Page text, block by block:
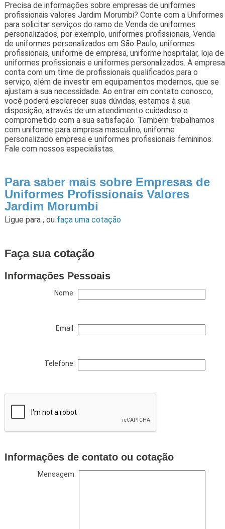
Precisa de informações sobre empresas de uniformes
profissionais valores Jardim Morumbi? Conte com a Uniformes
para solicitar serviços do ramo de Venda de uniformes
personalizados, por exemplo, uniformes profissionais, Venda
de uniformes personalizados em São Paulo, uniformes
profissionais, uniforme de empresa, uniforme hospitalar, loja de
uniformes profissionais e uniformes personalizados. A empresa
conta com um time de profissionais qualificados para o
serviço, além de investir em equipamentos modernos, que se
ajustam a sua necessidade. Ao entrar em contato conosco,
você poderá esclarecer suas dúvidas, estamos à sua
disposição, através de um atendimento cuidadoso e
comprometido com a sua satisfação. Também trabalhamos
com uniforme para empresa masculino, uniforme
personalizado empresa e uniformes profissionais femininos.
Fale com nossos especialistas.
Para saber mais sobre Empresas de
Uniformes Profissionais Valores
Jardim Morumbi
Ligue para , ou faça uma cotação
Faça sua cotação
Informações Pessoais
Nome:
Email:
Telefone:
Informações de contato ou cotação
Mensagem: